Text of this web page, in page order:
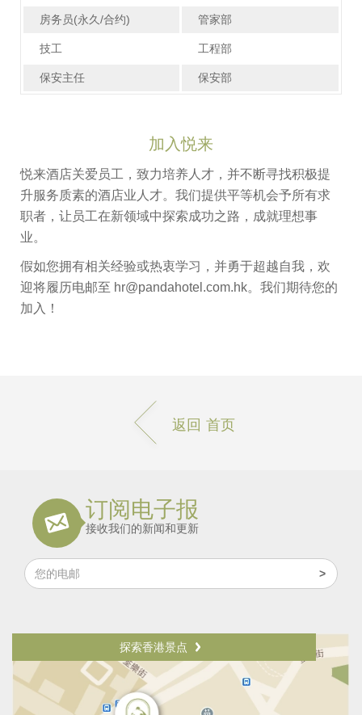
房务员(永久/合约) 管家部
技工 工程部
保安主任 保安部
加入悦来
悦来酒店关爱员工，致力培养人才，并不断寻找积极提
升服务质素的酒店业人才。我们提供平等机会予所有求
职者，让员工在新领域中探索成功之路，成就理想事
业。
假如您拥有相关经验或热衷学习，并勇于超越自我，欢
迎将履历电邮至 hr@pandahotel.com.hk。我们期待您的
加入！
返回 首页
订阅电子报
接收我们的新闻和更新
探索香港景点